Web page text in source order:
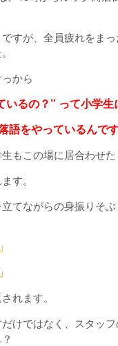
すが、全員疲れをま
から
いるの？” って小学
語をやっているんで
もこの場に居合わせ
す。
てながらの身振りそ
れます。
けではなく、スタッ